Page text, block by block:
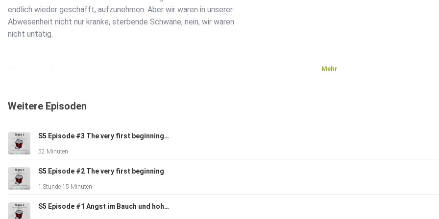
endlich wieder geschafft, aufzunehmen. Aber wir waren in unserer
Abwesenheit nicht nur kranke, sterbende Schwäne, nein, wir waren
nicht untätig.
Viel Spaß beim hören.
Und nicht vergessen:
Geht gern auf Insta und liked und kommentiert was das Zeug hält.
Mehr
Weitere Episoden
S5 Episode #3 The very first beginning Teil 2
52 Minuten
S5 Episode #2 The very first beginning
1 Stunde 15 Minuten
S5 Episode #1 Angst im Bauch und hohe Stimmen